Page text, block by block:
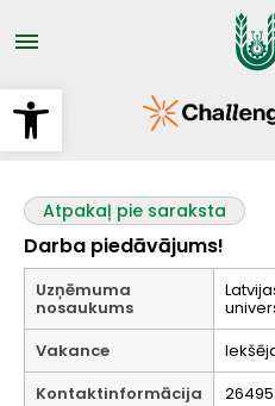
Open toolbar
uz
galveno
Atpakaļ pie saraksta
Darba piedāvājums!
Uzņēmuma
nosaukums
Vakance
Kontaktinformācija